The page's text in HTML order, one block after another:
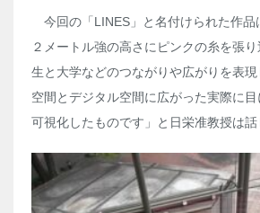
今回の「 LINES 」と名付けられた作
２メートル強の高さにピンクの糸を張
生と大学などのつながりや広がりを表
空間とデジタル空間に広がった実際に
可視化したものです」と日栄准教授は話